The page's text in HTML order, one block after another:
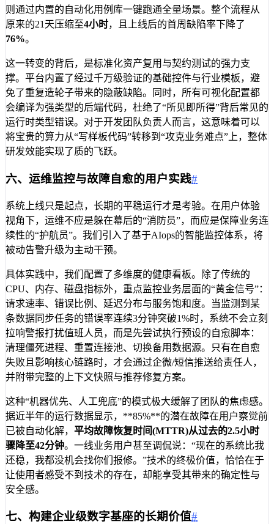
则通过内置的自动化用例库一键跑通全量场景。整个流程从
原来的21天压缩至4小时，且上线后的首周缺陷率下降了
76%。
这一转变的背后，是标准化资产复用与契约测试的强力支
撑。平台内置了经过千万级验证的基础控件与行业模板，避
免了重复造轮子带来的隐蔽缺陷。同时，所有可视化配置都
会编译为强类型的后端代码，杜绝了“所见即所得”背后常见的
运行时类型错误。对于开发团队负责人而言，这意味着可以
将宝贵的算力从“写样板代码”转移到“攻克业务难点”上，整体
研发效能实现了质的飞跃。
六、运维监控与故障自愈的用户实践#
系统上线只是起点，长期的平稳运行才是考验。在用户体验
视角下，运维不应是躲在幕后的“消防员”，而应是保障业务连
续性的“护航员”。我们引入了基于AIops的智能监控体系，将
被动告警升级为主动干预。
具体实践中，我们配置了多维度的健康看板。除了传统的
CPU、内存、磁盘指标外，重点监控业务层面的“黄金信号”：
请求速率、错误比例、延迟分布与服务饱和度。当监测到某
条数据同步任务的错误率连续3分钟突破1%时，系统不会立刻
拉响警报打扰值班人员，而是先尝试执行预设的自愈脚本：
清理僵死进程、重置连接池、切换备用数据源。只有在自愈
失败且影响核心链路时，才会通过企微/短信推送给责任人，
并附带完整的上下文快照与推荐修复方案。
这种“机器优先、人工兜底”的模式极大缓解了团队的焦虑感。
据近半年的运行数据显示，**85%**的潜在故障在用户察觉前
已被自动化解， 平均故障恢复时间(MTTR)从过去的2.5小时
骤降至42分钟。一线业务用户甚至调侃说：“现在的系统比我
还稳，我都没机会找你们报修。”技术的终极价值，恰恰在于
让使用者感受不到技术的存在，却能享受其带来的确定性与
安全感。
七、构建企业级数字基座的长期价值#